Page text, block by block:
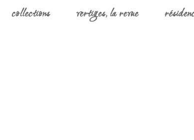
collections vertiges, la revue